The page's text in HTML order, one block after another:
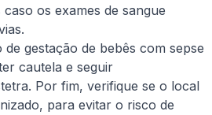
os exames de sangue
gestação de bebês com sepse
cautela e seguir
Por fim, verifique se o local
para evitar o risco de